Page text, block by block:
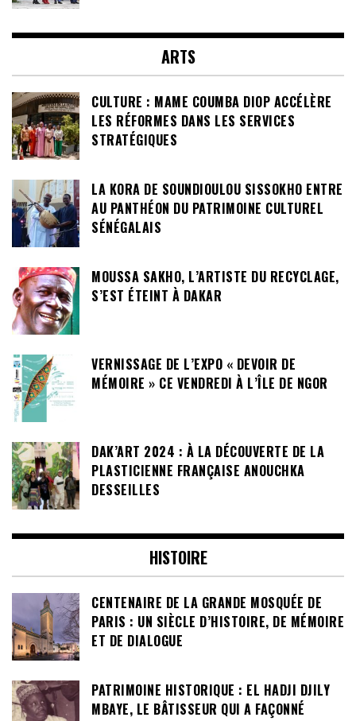
ARTS
CULTURE : MAME COUMBA DIOP ACCÉLÈRE
LES RÉFORMES DANS LES SERVICES
STRATÉGIQUES
LA KORA DE SOUNDIOULOU SISSOKHO ENTRE
AU PANTHÉON DU PATRIMOINE CULTUREL
SÉNÉGALAIS
MOUSSA SAKHO, L’ARTISTE DU RECYCLAGE,
S’EST ÉTEINT À DAKAR
VERNISSAGE DE L’EXPO « DEVOIR DE
MÉMOIRE » CE VENDREDI À L’ÎLE DE NGOR
DAK’ART 2024 : À LA DÉCOUVERTE DE LA
PLASTICIENNE FRANÇAISE ANOUCHKA
DESSEILLES
HISTOIRE
CENTENAIRE DE LA GRANDE MOSQUÉE DE
PARIS : UN SIÈCLE D’HISTOIRE, DE MÉMOIRE
ET DE DIALOGUE
PATRIMOINE HISTORIQUE : EL HADJI DJILY
MBAYE, LE BÂTISSEUR QUI A FAÇONNÉ